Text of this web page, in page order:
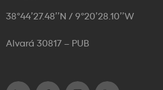
38°44’27.48’’N / 9°20’28.10’’W
Alvará 30817 – PUB